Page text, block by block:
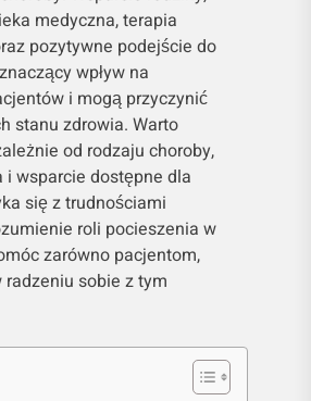
medyczna, terapia
pozytywne podejście do
wpływ na
i mogą przyczynić
stanu zdrowia. Warto
od rodzaju choroby,
wsparcie dostępne dla
się z trudnościami
roli pocieszenia w
zarówno pacjentom,
sobie z tym